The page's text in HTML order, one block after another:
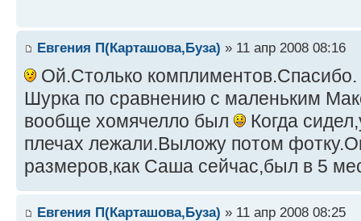
Евгения П(Карташова,Буза) » 11 апр 2008 08:16
Ой.Столько комплиментов.Спасибо.
Шурка по сравнению с маленьким
вообще хомячелло был
Когда
плечах лежали.Выложу потом
размеров,как Саша сейчас,был в 5
Евгения П(Карташова,Буза) » 11 апр 2008 08:25